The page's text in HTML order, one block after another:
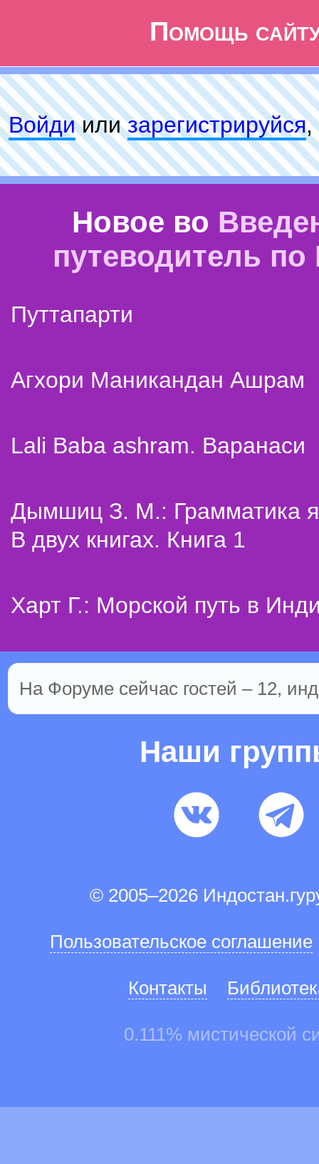
Помощь
Войдиилизарeгиcтpируйся,
Новое во
путеводитель
Путтапарти
Агхори Маникандан Ашрам
Lali Baba ashram. Варанаси
Дымшиц З. М.: Грамматика
В двух книгах. Книга 1
Харт Г.: Морской путь в
На Форуме сейчас гостей – 12,
Наши
© 2005–2026
Пользовательское соглашение
Контакты
0.111% мистической